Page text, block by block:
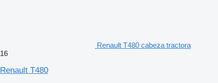
Renault T480 cabeza tractora
16
Renault T480